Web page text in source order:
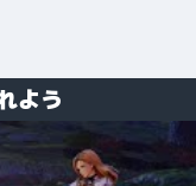
よう